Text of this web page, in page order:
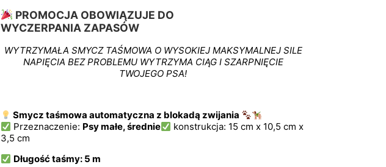
PROMOCJA OBOWIĄZUJE DO
WYCZERPANIA ZAPASÓW
WYTRZYMAŁA SMYCZ TAŚMOWA O WYSOKIEJ MAKSYMALNEJ SILE
NAPIĘCIA BEZ PROBLEMU WYTRZYMA CIĄG I SZARPNIĘCIE
TWOJEGO PSA!
Smycz taśmowa automatyczna z blokadą zwijania
Przeznaczenie: Psy małe, średnie
konstrukcja: 15 cm x 10,5 cm x
3,5 cm
Długość taśmy: 5 m